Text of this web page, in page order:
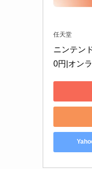
任天堂
ニンテン
0円|オン